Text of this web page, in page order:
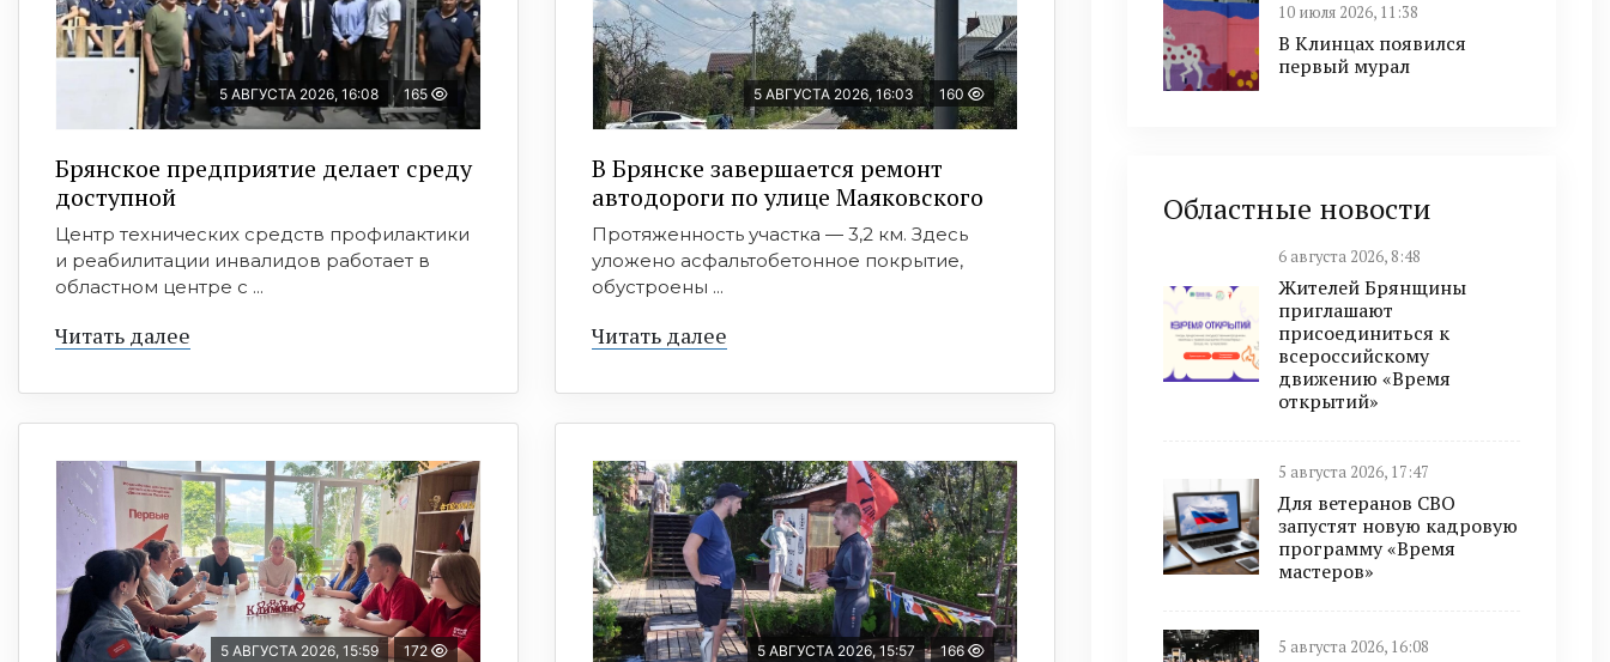
5 АВГУСТА 2026, 16:08 165
Брянское предприятие делает среду
доступной
Центр технических средств профилактики
и реабилитации инвалидов работает в
областном центре с ...
Читать далее
5 АВГУСТА 2026, 16:03 160
В Брянске завершается ремонт
автодороги по улице Маяковского
Протяженность участка — 3,2 км. Здесь
уложено асфальтобетонное покрытие,
обустроены ...
Читать далее
5 АВГУСТА 2026, 15:59 172 5 АВГУСТА 2026, 15:57 166
10 июля 2026, 11:38
В Клинцах появился
первый мурал
Областные новости
6 августа 2026, 8:48
Жителей Брянщины
приглашают
присоединиться к
всероссийскому
движению «Время
открытий»
5 августа 2026, 17:47
Для ветеранов СВО
запустят новую кадровую
программу «Время
мастеров»
5 августа 2026, 16:08